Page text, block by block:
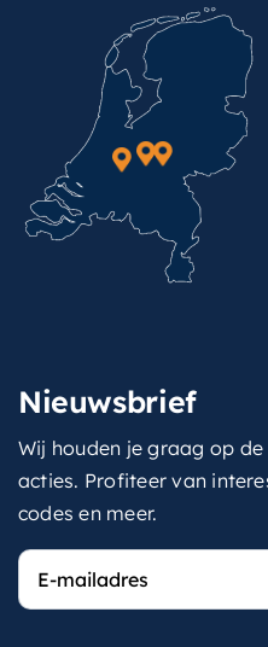
Nieuwsbrief
Wij houden je graag op
acties. Profiteer van
codes en meer.
E-
mailadres